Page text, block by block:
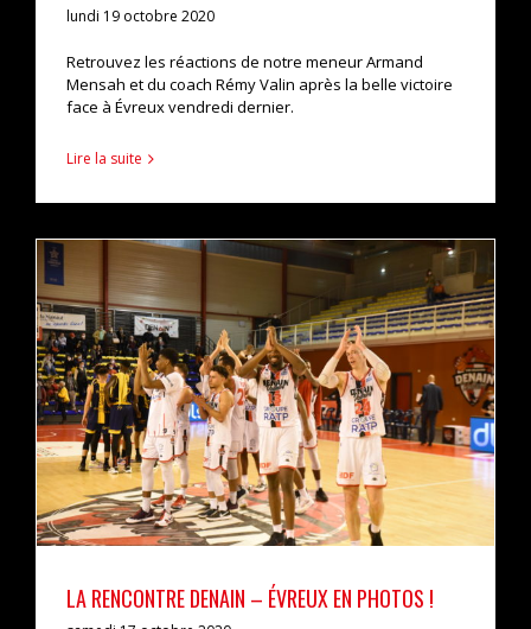
lundi 19 octobre 2020
Retrouvez les réactions de notre meneur Armand
Mensah et du coach Rémy Valin après la belle victoire
face à Évreux vendredi dernier.
Lire la suite
La rencontre Denain – Évreux en photos !
actualités pro b
LA RENCONTRE DENAIN – ÉVREUX EN PHOTOS !